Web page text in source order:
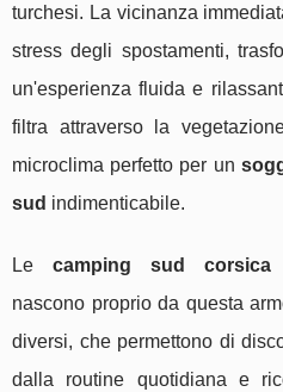
turchesi. La vicinanza
stress degli spostamenti,
un'esperienza fluida e
filtra attraverso la
microclima perfetto per un
sud indimenticabile.
Le camping sud corsica
nascono proprio da questa
diversi, che permettono di
dalla routine quotidiana e